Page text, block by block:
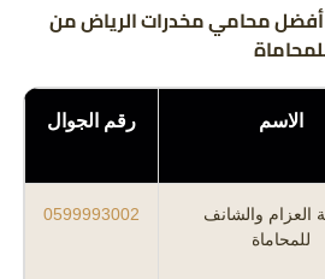
أفضل محامي مخدرات الرياض من
الاسم رقم الجوال
العزام والشانف
للمحاماة
0599993002